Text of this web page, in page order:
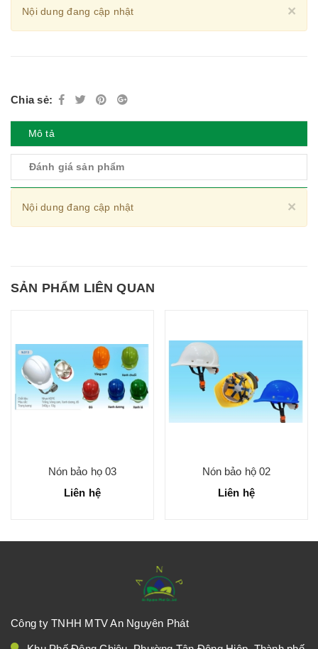
×
Nội dung đang cập nhật
Chia sẻ:
Mô tả
Đánh giá sản phẩm
×
Nội dung đang cập nhật
SẢN PHẨM LIÊN QUAN
Nón bảo họ 03
Liên hệ
Nón bảo hộ 02
Liên hệ
Công ty TNHH MTV An Nguyên Phát